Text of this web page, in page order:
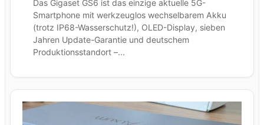
Das Gigaset GS6 ist das einzige aktuelle 5G-
Smartphone mit werkzeuglos wechselbarem Akku
(trotz IP68-Wasserschutz!), OLED-Display, sieben
Jahren Update-Garantie und deutschem
Produktionsstandort –...